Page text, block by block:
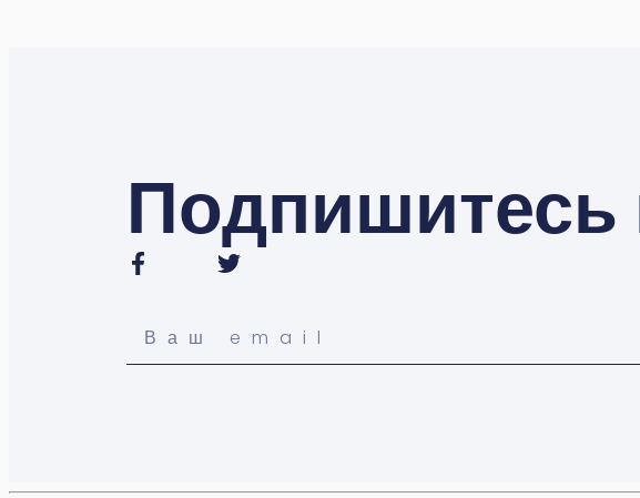
Подпишитесь